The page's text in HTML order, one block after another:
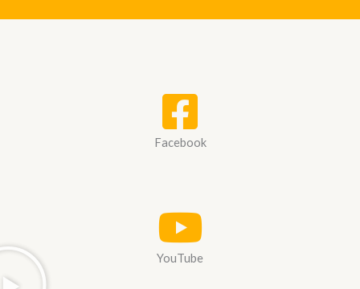
Facebook
YouTube